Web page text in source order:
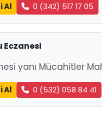
Al 0 (342) 517 17 05
yanı Mücahitler
Al 0 (532) 058 84 41